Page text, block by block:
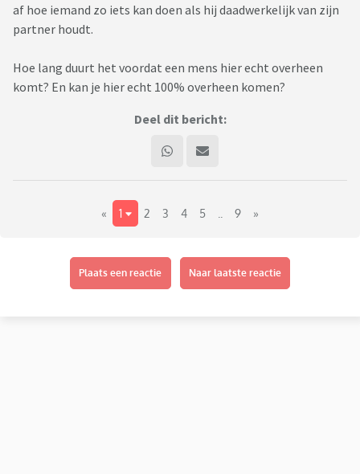
af hoe iemand zo iets kan doen als hij daadwerkelijk van zijn
partner houdt.
Hoe lang duurt het voordat een mens hier echt overheen
komt? En kan je hier echt 100% overheen komen?
Deel dit bericht:
« 1 2 3 4 5 9 »
Plaats een reactie Naar laatste reactie